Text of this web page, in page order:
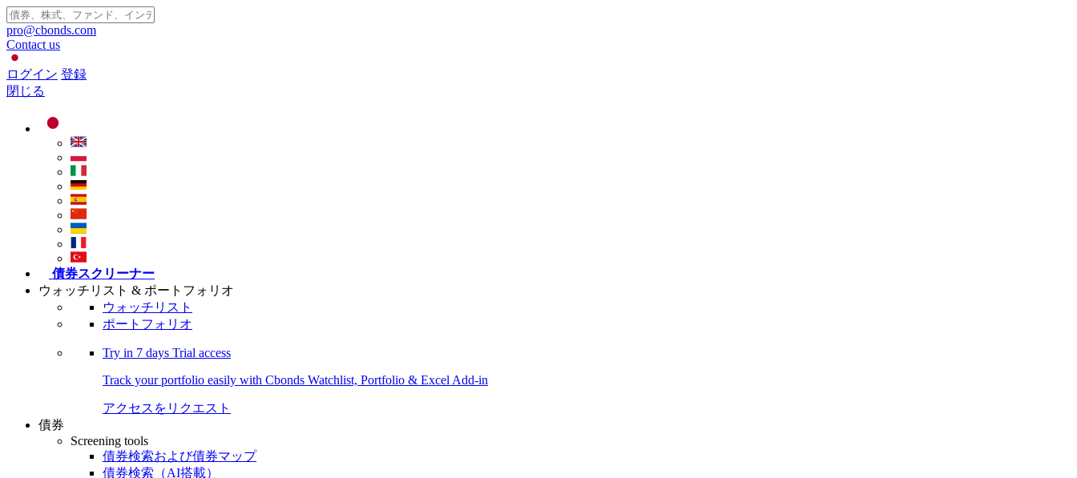
pro@cbonds.com
Contact us
ログイン 登録
閉じる
債券スクリーナー
ウォッチリスト & ポートフォリオ
ウォッチリスト
ポートフォリオ
Try in 7 days Trial access
Track your portfolio easily with Cbonds Watchlist, Portfolio & Excel Add-in
アクセスをリクエスト
債券
Screening tools
債券検索および債券マップ
債券検索（AI搭載）